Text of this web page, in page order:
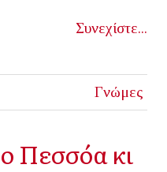
Συνεχίστε...
Γνώμες
Πεσσόα κι